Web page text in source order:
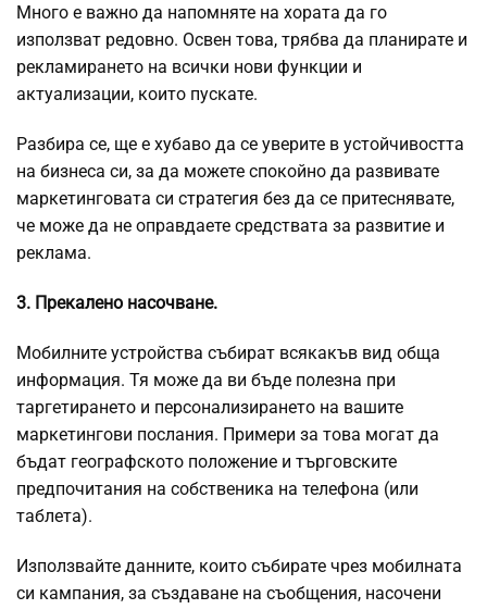
Много е важно да напомняте на хората да го
използват редовно. Освен това, трябва да планирате и
рекламирането на всички нови функции и
актуализации, които пускате.
Разбира се, ще е хубаво да се уверите в устойчивостта
на бизнеса си, за да можете спокойно да развивате
маркетинговата си стратегия без да се притеснявате,
че може да не оправдаете средствата за развитие и
реклама.
3. Прекалено насочване.
Мобилните устройства събират всякакъв вид обща
информация. Тя може да ви бъде полезна при
таргетирането и персонализирането на вашите
маркетингови послания. Примери за това могат да
бъдат географското положение и търговските
предпочитания на собственика на телефона (или
таблета).
Използвайте данните, които събирате чрез мобилната
си кампания, за създаване на съобщения, насочени